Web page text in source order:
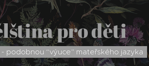
pro děti
podobnou “výuce” mateřského jazyka